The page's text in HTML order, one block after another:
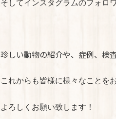
そしてインスタグラムのフォロ
珍しい動物の紹介や、症例、検
これからも皆様に様々なことを
よろしくお願い致します！